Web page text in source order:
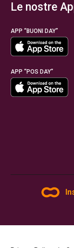
Le nostre
APP “BUONI DAY”
APP “POS DAY”